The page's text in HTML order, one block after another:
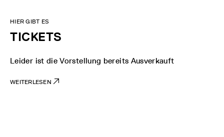
TICKETS
HIER GIBT ES
Leider ist die Vorstellung bereits Ausverkauft
WEITERLESEN